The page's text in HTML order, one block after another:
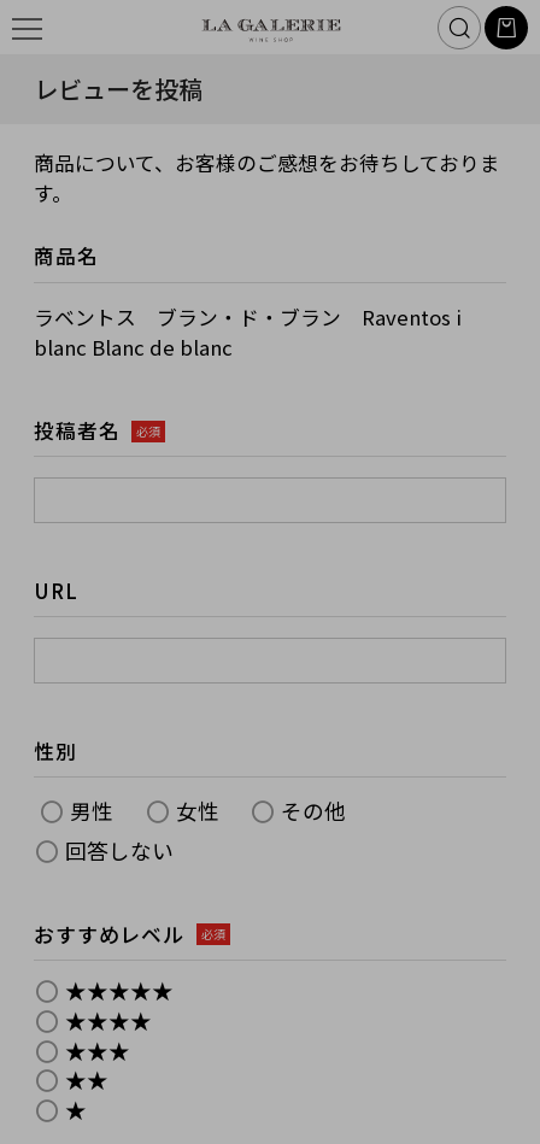
レビューを投稿
商品について、お客様のご感想をお待ちしておりま
す。
商品名
ラベントス ブラン・ド・ブラン Raventos i
blanc Blanc de blanc
投稿者名 必須
URL
性別
男性 女性
その他
回答しない
おすすめレベル 必須
★★★★★
★★★★
★★★
★★
★